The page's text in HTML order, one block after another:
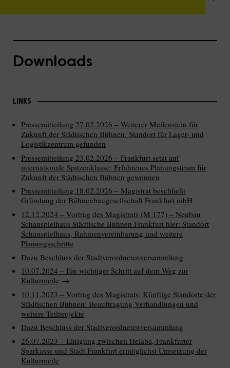
Downloads
LINKS
Pressemitteilung 27.02.2026 – Weiterer Meilenstein für
Zukunft der Städtischen Bühnen: Standort für Lager- und
Logistikzentrum gefunden
Pressemitteilung 23.02.2026 – Frankfurt setzt auf
internationale Spitzenklasse: Erfahrenes Planungsteam für
Zukunft der Städtischen Bühnen gewonnen
Pressemitteilung 18.02.2026 – Magistrat beschließt
Gründung der Bühnenbaugesellschaft Frankfurt mbH
12.12.2024 – Vortrag des Magistrats (M 177) – Neubau
Schauspielhaus Städtische Bühnen Frankfurt hier: Standort
Schauspielhaus, Rahmenvereinbarung und weitere
Planungsschritte
Dazu Beschluss der Stadtverordnetenversammlung
10.07.2024 – Ein wichtiger Schritt auf dem Weg zur
Kulturmeile →
10.11.2023 – Vortrag des Magistrats: Künftige Standorte der
Städtischen Bühnen: Beauftragung Verhandlungen und
weitere Teilprojekte
Dazu Beschluss der Stadtverordnetenversammlung
26.07.2023 – Einigung zwischen Helaba, Frankfurter
Sparkasse und Stadt Frankfurt ermöglichst Umsetzung der
Kulturmeile